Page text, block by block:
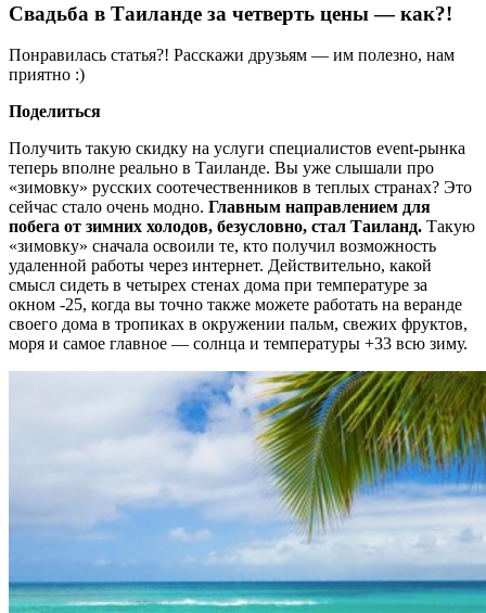
Свадьба в Таиланде за четверть цены — как?!
Понравилась статья?! Расскажи друзьям — им полезно, нам
приятно :)
Поделиться
Получить такую скидку на услуги специалистов event-рынка
теперь вполне реально в Таиланде. Вы уже слышали про
«зимовку» русских соотечественников в теплых странах? Это
сейчас стало очень модно. Главным направлением для
побега от зимних холодов, безусловно, стал Таиланд. Такую
«зимовку» сначала освоили те, кто получил возможность
удаленной работы через интернет. Действительно, какой
смысл сидеть в четырех стенах дома при температуре за
окном -25, когда вы точно также можете работать на веранде
своего дома в тропиках в окружении пальм, свежих фруктов,
моря и самое главное — солнца и температуры +33 всю зиму.